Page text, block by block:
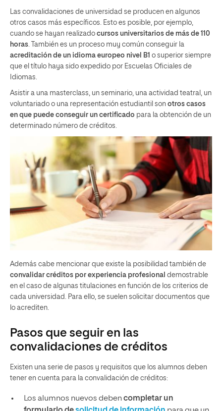
Las convalidaciones de universidad se producen en algunos
otros casos más específicos. Esto es posible, por ejemplo,
cuando se hayan realizado cursos universitarios de más de 110
horas. También es un proceso muy común conseguir la
acreditación de un idioma europeo nivel B1 o superior siempre
que el título haya sido expedido por Escuelas Oficiales de
Idiomas.
Asistir a una masterclass, un seminario, una actividad teatral, un
voluntariado o una representación estudiantil son otros casos
en que puede conseguir un certificado para la obtención de un
determinado número de créditos.
Además cabe mencionar que existe la posibilidad también de
convalidar créditos por experiencia profesional demostrable
en el caso de algunas titulaciones en función de los criterios de
cada universidad. Para ello, se suelen solicitar documentos que
lo acrediten.
Pasos que seguir en las
convalidaciones de créditos
Existen una serie de pasos y requisitos que los alumnos deben
tener en cuenta para la convalidación de créditos:
Los alumnos nuevos debencompletar un